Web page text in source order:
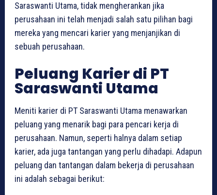
Saraswanti Utama, tidak mengherankan jika
perusahaan ini telah menjadi salah satu pilihan bagi
mereka yang mencari karier yang menjanjikan di
sebuah perusahaan.
Peluang Karier di PT
Saraswanti Utama
Meniti karier di PT Saraswanti Utama menawarkan
peluang yang menarik bagi para pencari kerja di
perusahaan. Namun, seperti halnya dalam setiap
karier, ada juga tantangan yang perlu dihadapi. Adapun
peluang dan tantangan dalam bekerja di perusahaan
ini adalah sebagai berikut: